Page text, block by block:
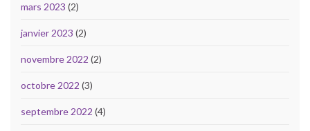
mars 2023 (2)
janvier 2023 (2)
novembre 2022 (2)
octobre 2022 (3)
septembre 2022 (4)